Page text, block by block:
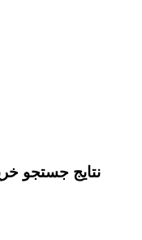
نتايج جستجو